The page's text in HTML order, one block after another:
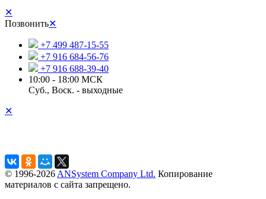
✕
Позвонить✕
+7 499 487-15-55
+7 916 684-56-76
+7 916 688-39-40
10:00 - 18:00 МСК
Суб., Воск. - выходные
✕
© 1996-2026 ANSystem Company Ltd. Копирование
материалов с сайта запрещено.